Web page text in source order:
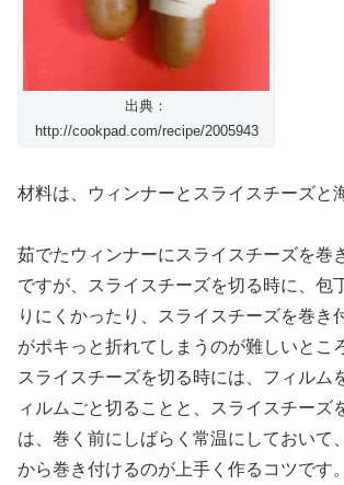
出典：
http://cookpad.com/recipe/2005943
材料は、ウィンナーとスライスチーズと
茹でたウィンナーにスライスチーズを巻
ですが、スライスチーズを切る時に、包
りにくかったり、スライスチーズを巻き
がポキっと折れてしまうのが難しいとこ
スライスチーズを切る時には、フィルム
ィルムごと切ることと、スライスチーズ
は、巻く前にしばらく常温にしておいて
から巻き付けるのが上手く作るコツです。